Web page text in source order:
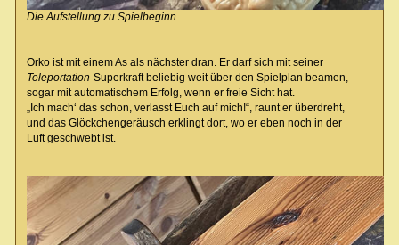
Die Aufstellung zu Spielbeginn
Orko ist mit einem As als nächster dran. Er darf sich mit seiner
Teleportation-Superkraft beliebig weit über den Spielplan beamen,
sogar mit automatischem Erfolg, wenn er freie Sicht hat.
„Ich mach‘ das schon, verlasst Euch auf mich!“, raunt er überdreht,
und das Glöckchengeräusch erklingt dort, wo er eben noch in der
Luft geschwebt ist.